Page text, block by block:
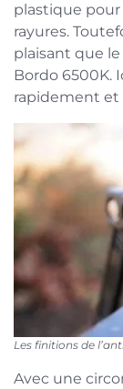
plastique pour
rayures.
plaisant que
Bordo 6500K.
rapidement et
Les finitions de
Avec une